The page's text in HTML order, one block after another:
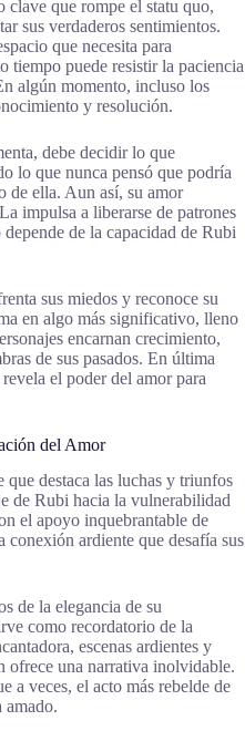
que rompe el statu quo,
sus verdaderos sentimientos.
que necesita para
tiempo puede resistir la paciencia
algún momento, incluso los
y resolución.
debe decidir lo que
lo que nunca pensó que podría
de ella. Aun así, su amor
impulsa a liberarse de patrones
de la capacidad de Rubi
sus miedos y reconoce su
en algo más significativo, lleno
encarnan crecimiento,
de sus pasados. En última
el poder del amor para
del Amor
que destaca las luchas y triunfos
de Rubi hacia la vulnerabilidad
el apoyo inquebrantable de
conexión ardiente que desafía sus
de la elegancia de su
como recordatorio de la
escenas ardientes y
ofrece una narrativa inolvidable.
a veces, el acto más rebelde de
amado.